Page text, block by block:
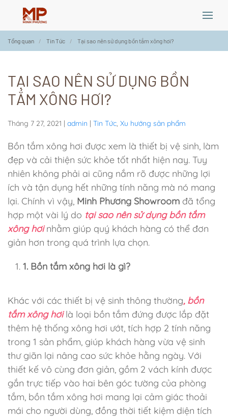
Skip
to
Tổng quan Tin Tức Tại sao nên sử dụng bồn tắm xông hơi?
TẠI SAO NÊN SỬ DỤNG BỒN
TẮM XÔNG HƠI?
Tháng 7 27, 2021 | admin | Tin Tức, Xu hướng sản phẩm
Bồn tắm xông hơi được xem là thiết bị vệ sinh, làm
đẹp và cải thiện sức khỏe tốt nhất hiện nay. Tuy
nhiên không phải ai cũng nắm rõ được những lợi
ích và tận dụng hết những tính năng mà nó mang
lại. Chính vì vậy, Minh Phương Showroom đã tổng
hợp một vài lý do tại sao nên sử dụng bồn tắm
xông hơinhằm giúp quý khách hàng có thể đơn
giản hơn trong quá trình lựa chọn.
1. Bồn tắm xông hơi là gì?
Khác với các thiết bị vệ sinh thông thường, bồn
tắm xông hơilà loại bồn tắm đứng được lắp đặt
thêm hệ thống xông hơi ướt, tích hợp 2 tính năng
trong 1 sản phẩm, giúp khách hàng vừa vệ sinh
thư giãn lại nâng cao sức khỏe hằng ngày. Với
thiết kế vô cùng đơn giản, gồm 2 vách kính được
gắn trực tiếp vào hai bên góc tường của phòng
tắm, bồn tắm xông hơi mang lại cảm giác thoải
mái cho người dùng, đồng thời tiết kiệm diện tích